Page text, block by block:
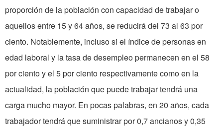
proporción de la población con capacidad de trabajar o
aquellos entre 15 y 64 años, se reducirádel 73 al 63 por
ciento. Notablemente, incluso si el índice de personas en
edad laboral y la tasa de desempleo permanecen en el 58
por ciento y el 5 por ciento respectivamente como en la
actualidad, la población que puede trabajar tendrá una
carga mucho mayor. En pocas palabras, en 20 años, cada
trabajador tendrá que suministrar por 0,7 ancianos y 0,35